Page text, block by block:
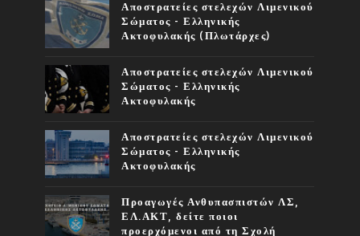
Αποστρατείες στελεχών Λιμενικού
Σώματος - Ελληνικής
Ακτοφυλακής (Πλωτάρχες)
Αποστρατείες στελεχών Λιμενικού
Σώματος - Ελληνικής
Ακτοφυλακής
Αποστρατείες στελεχών Λιμενικού
Σώματος - Ελληνικής
Ακτοφυλακής
Προαγωγές Ανθυπασπιστών ΛΣ,
ΕΛ.ΑΚΤ, δείτε ποιοι
προερχόμενοι από τη Σχολή